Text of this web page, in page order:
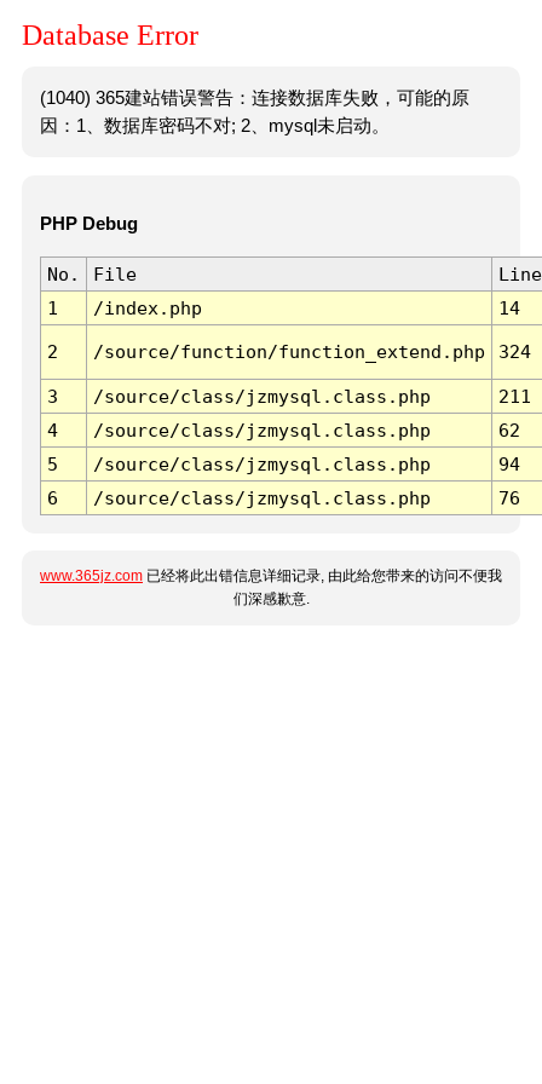
Database Error
(1040) 365建站错误警告：连接数据库失败，可能的原
因：1、数据库密码不对; 2、mysql未启动。
PHP Debug
No. File
Line
1
/index.php 14
2 /source/function/function_extend.php 324
3 /source/class/jzmysql.class.php
211
4
/source/class/jzmysql.class.php
62
5
/source/class/jzmysql.class.php
94
6
/source/class/jzmysql.class.php 76
www.365jz.com 已经将此出错信息详细记录, 由此给您带来的访问不便我
们深感歉意.